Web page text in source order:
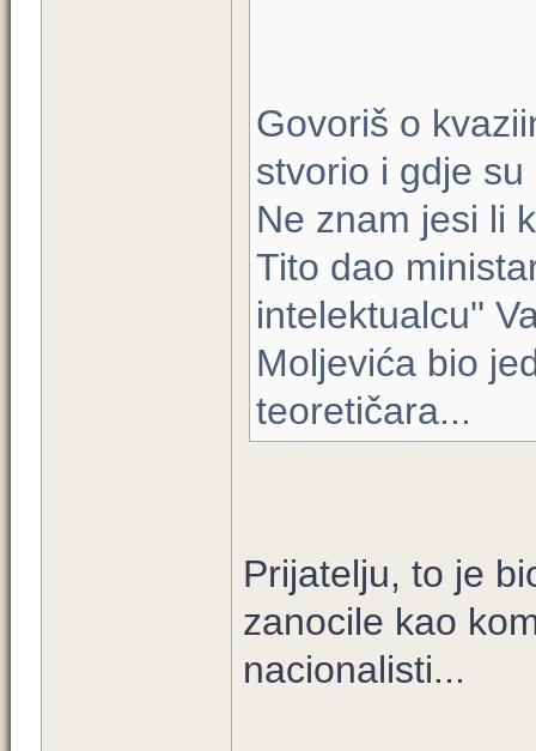
Govoriš o
stvorio i gdje
Ne znam jesi li
Tito dao
intelektualcu''
Moljevića bio
teoretičara...
Prijatelju, to je
zanocile kao
nacionalisti...